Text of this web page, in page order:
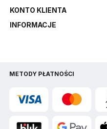
KONTO KLIENTA
INFORMACJE
METODY PŁATNOŚCI